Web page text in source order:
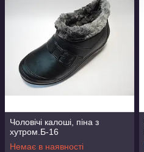
Чоловічі калоші, піна з
хутром.Б-16
Немає в наявності